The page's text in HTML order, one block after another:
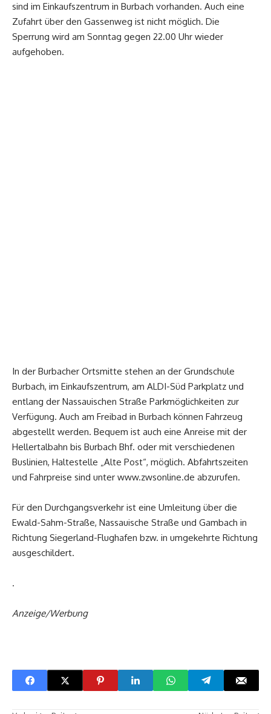
sind im Einkaufszentrum in Burbach vorhanden. Auch eine
Zufahrt über den Gassenweg ist nicht möglich. Die
Sperrung wird am Sonntag gegen 22.00 Uhr wieder
aufgehoben.
In der Burbacher Ortsmitte stehen an der Grundschule
Burbach, im Einkaufszentrum, am ALDI-Süd Parkplatz und
entlang der Nassauischen Straße Parkmöglichkeiten zur
Verfügung. Auch am Freibad in Burbach können Fahrzeug
abgestellt werden. Bequem ist auch eine Anreise mit der
Hellertalbahn bis Burbach Bhf. oder mit verschiedenen
Buslinien, Haltestelle „Alte Post“, möglich. Abfahrtszeiten
und Fahrpreise sind unter www.zwsonline.de abzurufen.
Für den Durchgangsverkehr ist eine Umleitung über die
Ewald-Sahm-Straße, Nassauische Straße und Gambach in
Richtung Siegerland-Flughafen bzw. in umgekehrte Richtung
ausgeschildert.
.
Anzeige/Werbung